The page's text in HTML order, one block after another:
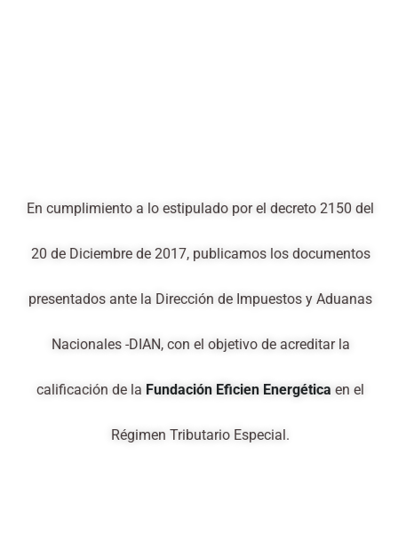
En cumplimiento a lo estipulado por el decreto 2150 del
20 de Diciembre de 2017, publicamos los documentos
presentados ante la Dirección de Impuestos y Aduanas
Nacionales -DIAN, con el objetivo de acreditar la
calificación de la Fundación Eficien Energética en el
Régimen Tributario Especial.